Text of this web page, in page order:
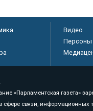
Видео
Персоны
«Парламентская газета»
сфере связи, информационных